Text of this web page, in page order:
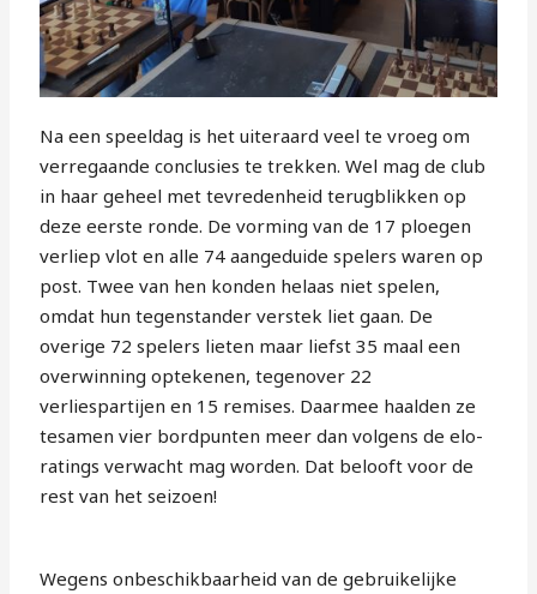
Na een speeldag is het uiteraard veel te vroeg om
verregaande conclusies te trekken. Wel mag de club
in haar geheel met tevredenheid terugblikken op
deze eerste ronde. De vorming van de 17 ploegen
verliep vlot en alle 74 aangeduide spelers waren op
post. Twee van hen konden helaas niet spelen,
omdat hun tegenstander verstek liet gaan. De
overige 72 spelers lieten maar liefst 35 maal een
overwinning optekenen, tegenover 22
verliespartijen en 15 remises. Daarmee haalden ze
tesamen vier bordpunten meer dan volgens de elo-
ratings verwacht mag worden. Dat belooft voor de
rest van het seizoen!
Wegens onbeschikbaarheid van de gebruikelijke